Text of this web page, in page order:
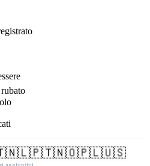
🇳🇱🇵🇹🇳🇴🇵🇱🇺🇸